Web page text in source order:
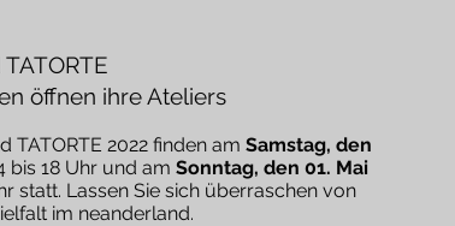
öffnen ihre Ateliers
TATORTE 2022 finden am Samstag, den
bis 18 Uhr und am Sonntag, den 01. Mai
statt. Lassen Sie sich überraschen von
im neanderland.